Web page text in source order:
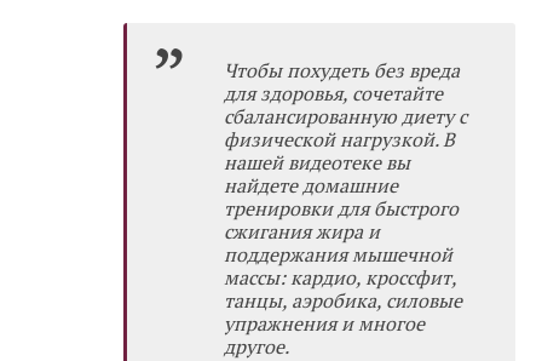
Чтобы похудеть без вреда
для здоровья, сочетайте
сбалансированную диету с
физической нагрузкой. В
нашейвидеотекевы
найдете домашние
тренировки для быстрого
сжигания жира и
поддержания мышечной
массы: кардио, кроссфит,
танцы, аэробика, силовые
упражнения и многое
другое.